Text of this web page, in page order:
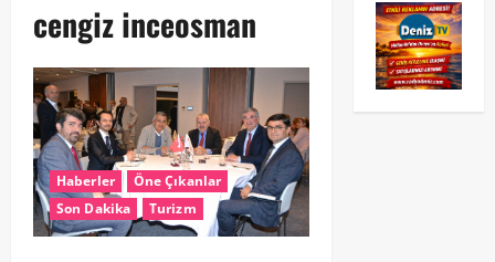
cengiz inceosman
Haberler
Öne Çıkanlar
Son Dakika
Turizm